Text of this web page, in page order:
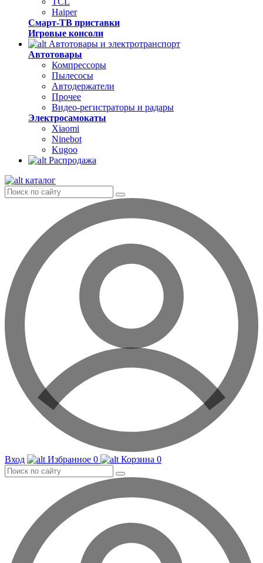
Haiper
Смарт-ТВ приставки
Игровые консоли
Автотовары и электротранспорт
Автотовары
Компрессоры
Пылесосы
Автодержатели
Прочее
Видео-регистраторы и радары
Электросамокаты
Xiaomi
Ninebot
Kugoo
Распродажа
каталог
Вход Избранное 0 Корзина 0